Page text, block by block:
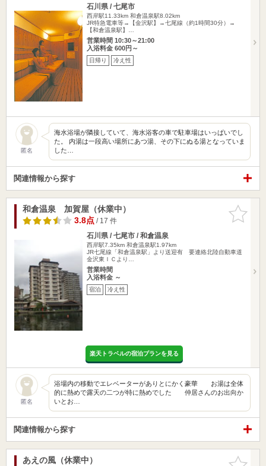
石川県 / 七尾市
西岸駅11.33km 和倉温泉駅8.02km
JR特急電車等→【金沢駅】→七尾線（約1時間30分）→
【和倉温泉駅】…
営業時間 10:30～21:00
入浴料金 600円～
日帰り 冷え性
匿名
海水浴場が隣接していて、海水浴客の車で駐車場はいっぱいでし
た。 内湯は一段高い場所にあつ湯、その下にぬる湯となっていま
した…
関連情報から探す
お気に入
りに追加
和倉温泉 加賀屋（休業中）
3.8点/ 17 件
石川県 / 七尾市 / 和倉温泉
西岸駅7.35km 和倉温泉駅1.97km
JR七尾線「和倉温泉駅」より送迎有 要連絡北陸自動車道
金沢東ＩＣより…
営業時間
入浴料金 ～
宿泊 冷え性
楽天トラベルの宿泊プランを見る
匿名
浴場内の移動でエレベーターがありとにかく豪華 お湯は全体
的に熱めで露天の二つが特に熱めでした 仲居さんのお出向か
いとお…
関連情報から探す
お気に入
あえの風（休業中）